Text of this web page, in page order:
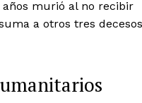
murió al no recibir
a otros tres decesos